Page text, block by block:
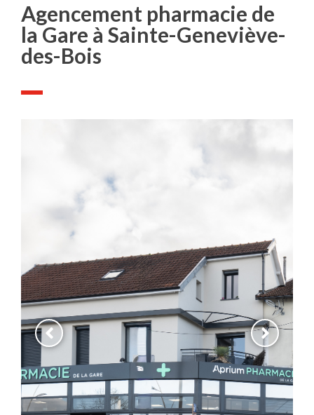
Agencement pharmacie de
la Gare à Sainte-Geneviève-
des-Bois